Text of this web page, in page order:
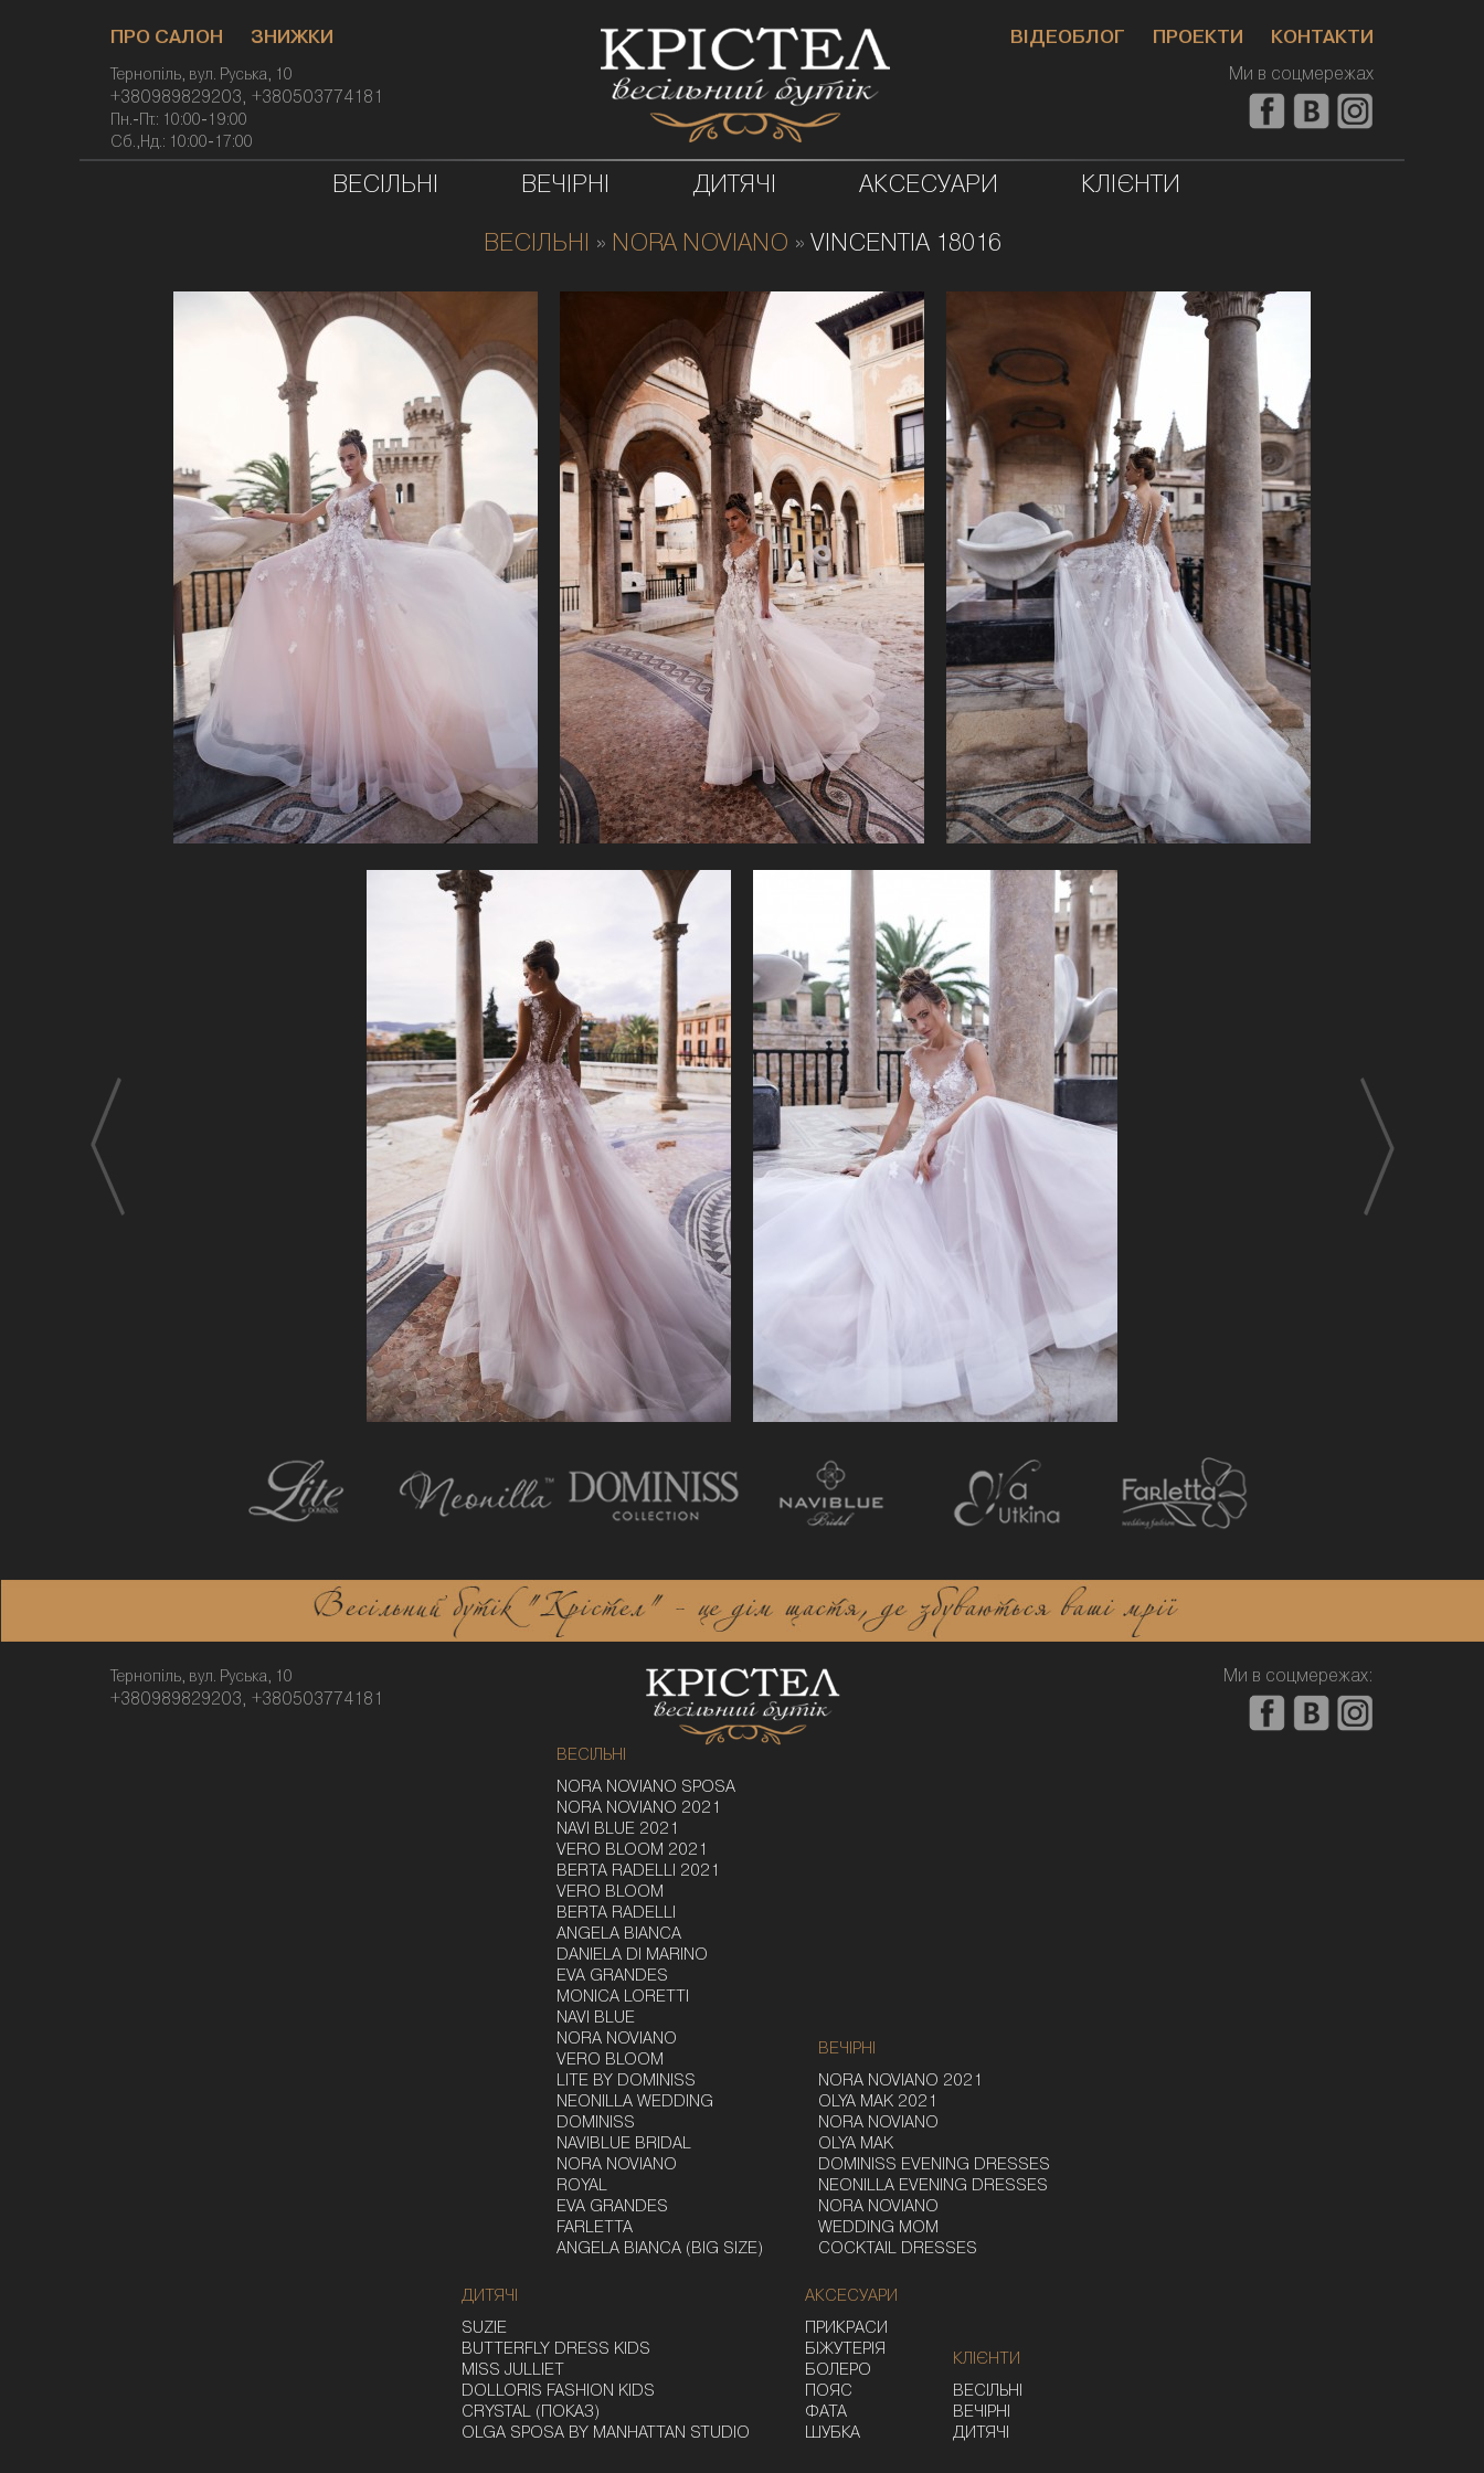
ПРО САЛОН ЗНИЖКИ ВІДЕОБЛОГ ПРОЕКТИ КОНТАКТИ
Тернопіль, вул. Руська, 10
+380989829203, +380503774181
Пн.-Пт.: 10:00-19:00
Сб.,Нд.: 10:00- 17:00
Ми в соцмережах
ВЕСІЛЬНІ ВЕЧІРНІ ДИТЯЧІ АКСЕСУАРИ КЛІЄНТИ
ВЕСІЛЬНІ » NORA NOVIANO » VINCENTIA 18016
Тернопіль, вул. Руська, 10
+380989829203, +380503774181
Ми в соцмережах:
ВЕСІЛЬНІ
NORA NOVIANO SPOSA
NORA NOVIANO 2021
NAVI BLUE 2021
VERO BLOOM 2021
BERTA RADELLI 2021
VERO BLOOM
BERTA RADELLI
ANGELA BIANCA
DANIELA DI MARINO
EVA GRANDES
MONICA LORETTI
NAVI BLUE
NORA NOVIANO
VERO BLOOM
LITE BY DOMINISS
NEONILLA WEDDING
DOMINISS
NAVIBLUE BRIDAL
NORA NOVIANO
ROYAL
EVA GRANDES
FARLETTA
ANGELA BIANCA (BIG SIZE)
ВЕЧІРНІ
NORA NOVIANO 2021
OLYA MAK 2021
NORA NOVIANO
OLYA MAK
DOMINISS EVENING DRESSES
NEONILLA EVENING DRESSES
NORA NOVIANO
WEDDING MOM
COCKTAIL DRESSES
ДИТЯЧІ
SUZIE
BUTTERFLY DRESS KIDS
MISS JULLIET
DOLLORIS FASHION KIDS
CRYSTAL (ПОКАЗ)
OLGA SPOSA BY MANHATTAN STUDIO
АКСЕСУАРИ
ПРИКРАСИ
БІЖУТЕРІЯ
БОЛЕРО
ПОЯС
ФАТА
ШУБКА
КЛІЄНТИ
ВЕСІЛЬНІ
ВЕЧІРНІ
ДИТЯЧІ